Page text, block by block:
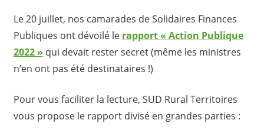
Le 20 juillet, nos camarades de Solidaires Finances
Publiques ont dévoilé le rapport « Action Publique
2022 » qui devait rester secret (même les ministres
n’en ont pas été destinataires !)
Pour vous faciliter la lecture, SUD Rural Territoires
vous propose le rapport divisé en grandes parties :